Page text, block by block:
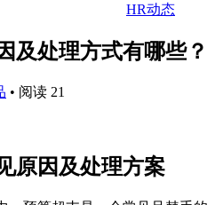
HR动态
及处理方式有哪些？
• 阅读 21
原因及处理方案